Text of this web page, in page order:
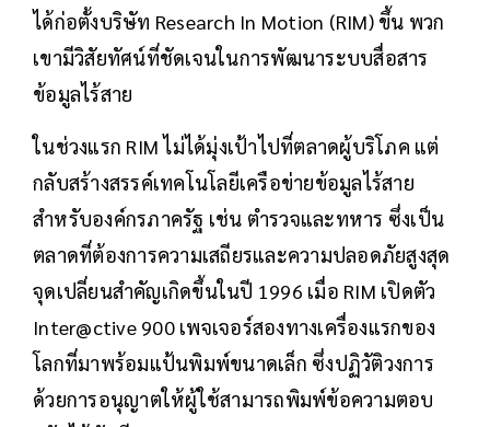
ได้ก่อตั้งบริษัท Research In Motion (RIM) ขึ้น พวก
เขามีวิสัยทัศน์ที่ชัดเจนในการพัฒนาระบบสื่อสาร
ข้อมูลไร้สาย
ในช่วงแรก RIM ไม่ได้มุ่งเป้าไปที่ตลาดผู้บริโภค แต่
กลับสร้างสรรค์เทคโนโลยีเครือข่ายข้อมูลไร้สาย
สำหรับองค์กรภาครัฐ เช่น ตำรวจและทหาร ซึ่งเป็น
ตลาดที่ต้องการความเสถียรและความปลอดภัยสูงสุด
จุดเปลี่ยนสำคัญเกิดขึ้นในปี 1996 เมื่อ RIM เปิดตัว
Inter@ctive 900 เพจเจอร์สองทางเครื่องแรกของ
โลกที่มาพร้อมแป้นพิมพ์ขนาดเล็ก ซึ่งปฏิวัติวงการ
ด้วยการอนุญาตให้ผู้ใช้สามารถพิมพ์ข้อความตอบ